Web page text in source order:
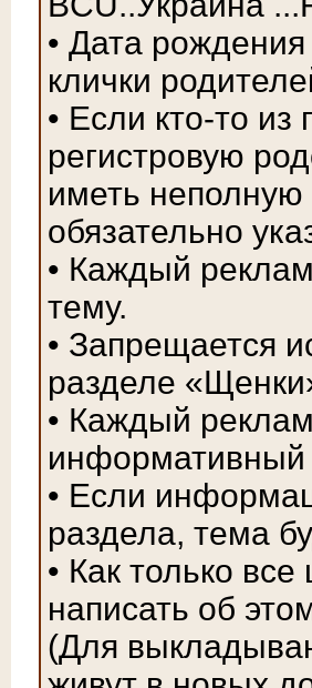
• Дата
клички
• Если кто-то
регистровую
иметь
обязательно
• Каждый
тему.
• Запрещается
разделе
• Каждый
информативный
• Если
раздела, тема
• Как только
написать об
(Для